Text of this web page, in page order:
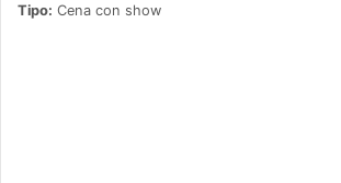
Tipo: Cena con show